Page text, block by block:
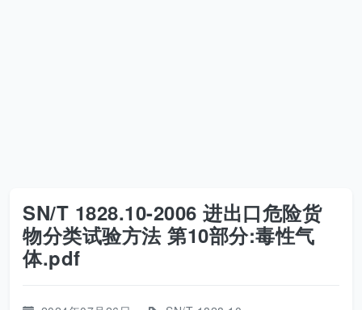
SN/T 1828.10-2006 进出口危险货
物分类试验方法 第10部分:毒性气
体.pdf